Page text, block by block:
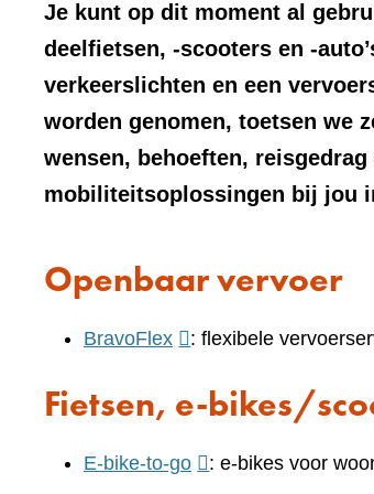
Je kunt op dit moment al
deelfietsen, -scooters en -
verkeerslichten en een
worden genomen, toetsen we
wensen, behoeften,
mobiliteitsoplossingen bij jou
Openbaar vervoer
BravoFlex(verwijst
een
website)
: flexibele
Fietsen, e-bikes/
E-bike-to-go(verwijst
: e-bikes voor